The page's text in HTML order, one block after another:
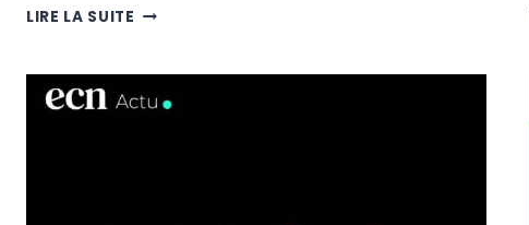
LIRE LA SUITE OPENAI
STRIPE
POUR